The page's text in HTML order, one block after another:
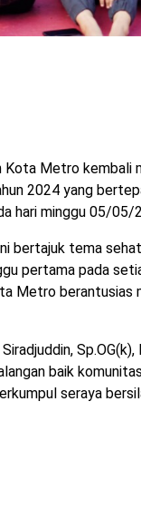
Metro kembali
2024 yang
hari minggu 05/05/
bertajuk tema
pertama pada
Metro berantusias
baik
seraya